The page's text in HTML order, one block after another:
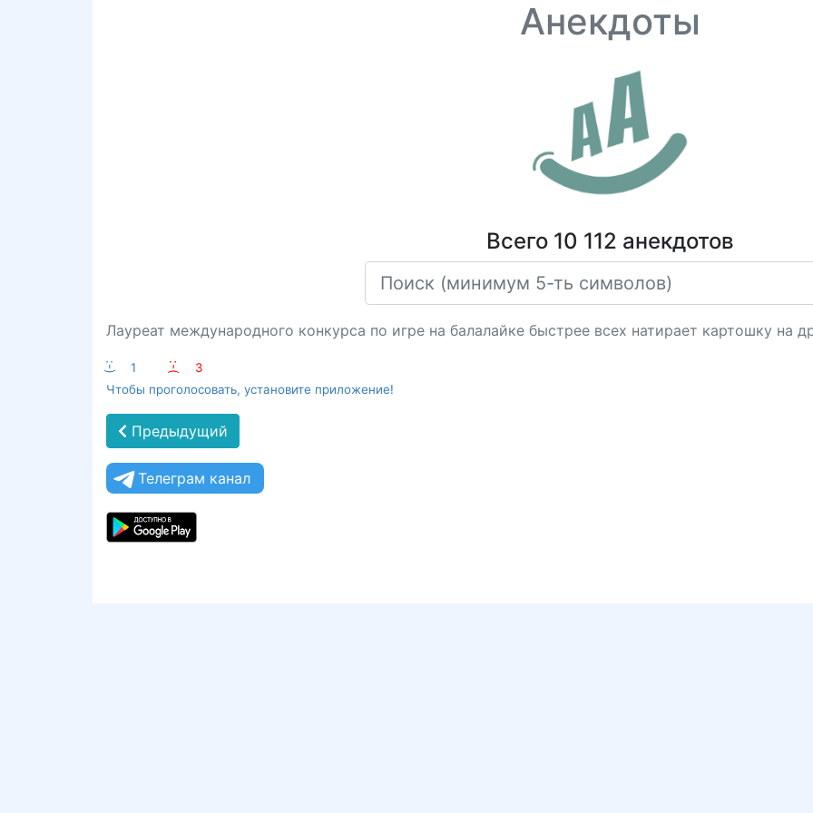
Анекдоты
Всего 10 112 анекдотов
Лауреат международного конкурса по игре на балалайке быстрее всех натирает картошку на
:-) 1 :-(
3
Чтобы проголосовать, установите приложение!
Предыдущий
Телеграм канал